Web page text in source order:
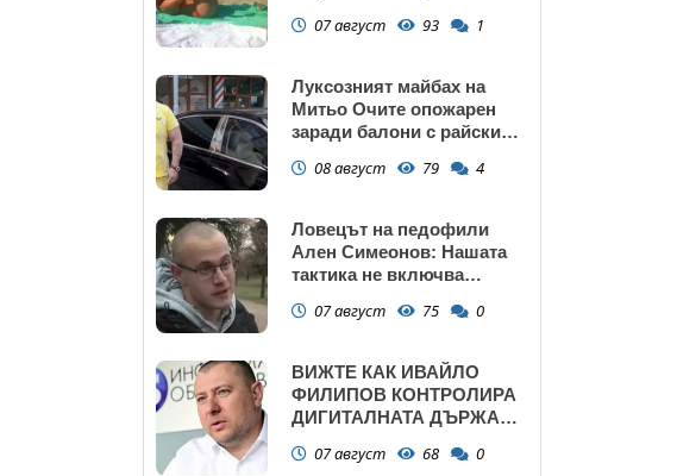
07 август 93 1
Луксозният майбах на
Митьо Очите опожарен
заради балони с райски
08 август 79 4
Ловецът на педофили
Ален Симеонов: Нашата
тактика не включва
07 август 75 0
ВИЖТЕ КАК ИВАЙЛО
ФИЛИПОВ КОНТРОЛИРА
ДИГИТАЛНАТА ДЪРЖАВА
ПРАВИТЕЛСТВОТО?
07 август 68 0